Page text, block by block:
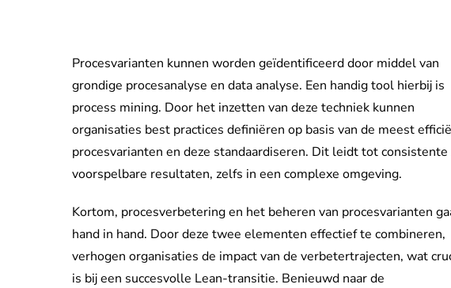
Procesvarianten kunnen worden geïdentificeerd door middel van
grondige procesanalyse en data analyse. Een handig tool hierbij is
process mining. Door het inzetten van deze techniek kunnen
organisaties best practices definiëren op basis van de meest
procesvarianten en deze standaardiseren. Dit leidt tot consistente
voorspelbare resultaten, zelfs in een complexe omgeving.
Kortom, procesverbetering en het beheren van procesvarianten
hand in hand. Door deze twee elementen effectief te combineren,
verhogen organisaties de impact van de verbetertrajecten, wat
is bij een succesvolle Lean-transitie. Benieuwd naar de